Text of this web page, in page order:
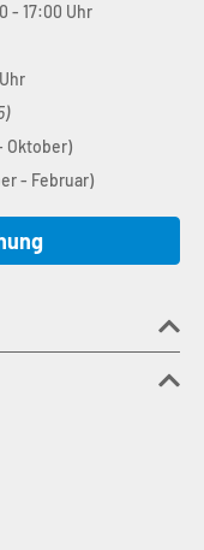
- 17:00 Uhr
Oktober)
- Februar)